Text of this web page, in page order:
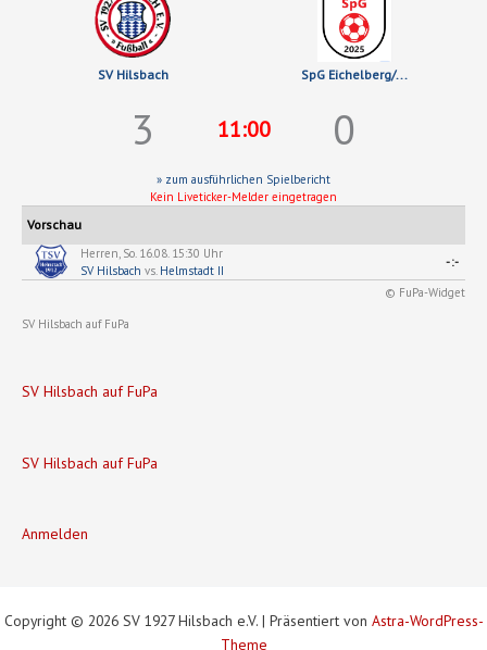
SV Hilsbach SpG Eichelberg/...
3 11:00 0
» zum ausführlichen Spielbericht
Kein Liveticker-Melder eingetragen
Vorschau
Herren, So. 16.08. 15:30 Uhr
SV Hilsbach vs. Helmstadt II
-:-
© FuPa-Widget
SV Hilsbach auf FuPa
SV Hilsbach auf FuPa
SV Hilsbach auf FuPa
Anmelden
Copyright © 2026 SV 1927 Hilsbach e.V. | Präsentiert von Astra-WordPress-
Theme